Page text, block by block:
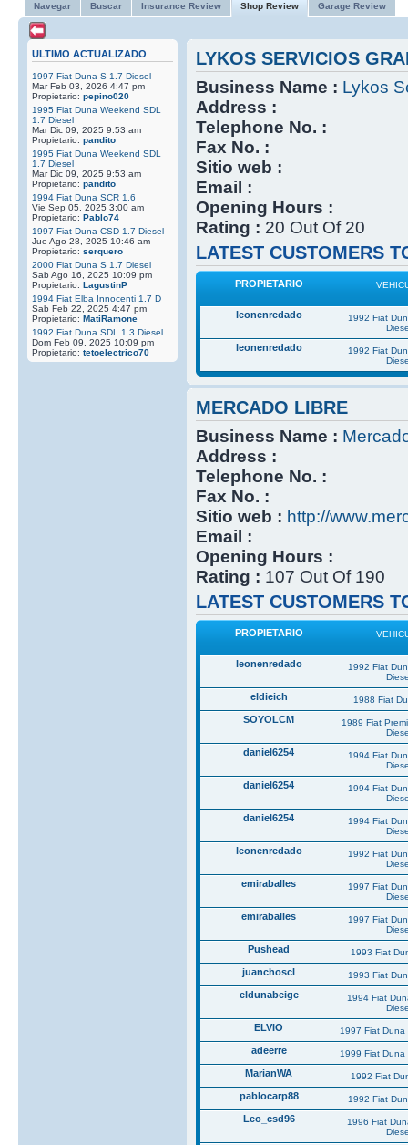
Navegar Buscar Insurance Review Shop Review Garage Review
ULTIMO ACTUALIZADO
1997 Fiat Duna S 1.7 Diesel
Mar Feb 03, 2026 4:47 pm
Propietario: pepino020
1995 Fiat Duna Weekend SDL
1.7 Diesel
Mar Dic 09, 2025 9:53 am
Propietario: pandito
1995 Fiat Duna Weekend SDL
1.7 Diesel
Mar Dic 09, 2025 9:53 am
Propietario: pandito
1994 Fiat Duna SCR 1.6
Vie Sep 05, 2025 3:00 am
Propietario: Pablo74
1997 Fiat Duna CSD 1.7 Diesel
Jue Ago 28, 2025 10:46 am
Propietario: serquero
2000 Fiat Duna S 1.7 Diesel
Sab Ago 16, 2025 10:09 pm
Propietario: LagustinP
1994 Fiat Elba Innocenti 1.7 D
Sab Feb 22, 2025 4:47 pm
Propietario: MatiRamone
1992 Fiat Duna SDL 1.3 Diesel
Dom Feb 09, 2025 10:09 pm
Propietario: tetoelectrico70
LYKOS SERVICIOS
Business Name : Lykos
Address :
Telephone No. :
Fax No. :
Sitio web :
Email :
Opening Hours :
Rating : 20 Out Of 20
LATEST CUSTOMERS
PROPIETARIO
leonenredado
1992 Fiat
leonenredado
1992 Fiat
MERCADO LIBRE
Business Name :
Address :
Telephone No. :
Fax No. :
Sitio web : http://
Email :
Opening Hours :
Rating : 107 Out Of 190
LATEST CUSTOMERS
PROPIETARIO
leonenredado
1992 Fiat
eldieich 1988 Fiat
SOYOLCM
1989 Fiat
daniel6254
1994 Fiat
daniel6254
1994 Fiat
daniel6254
1994 Fiat
leonenredado
1992 Fiat
emiraballes
1997 Fiat
emiraballes
1997 Fiat
Pushead 1993 Fiat
juanchoscl 1993 Fiat
eldunabeige
1994 Fiat
ELVIO 1997 Fiat Duna
adeerre 1999 Fiat Duna
MarianWA 1992 Fiat
pablocarp88 1992 Fiat
Leo_csd96
1996 Fiat